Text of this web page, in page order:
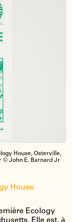
House, Osterville,
© John E. Barnard Jr
House
Ecology